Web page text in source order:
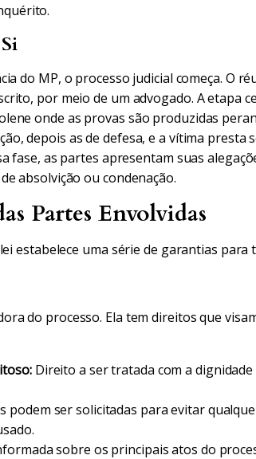
do MP, o processo judicial começa. O
por meio de um advogado. A etapa
onde as provas são produzidas
depois as de defesa, e a vítima presta
fase, as partes apresentam suas
absolvição ou condenação.
Partes Envolvidas
estabelece uma série de garantias para
do processo. Ela tem direitos que
Direito a ser tratada com a dignidade
podem ser solicitadas para evitar
sobre os principais atos do